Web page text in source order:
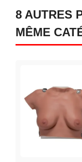
8 AUTRES
MÊME